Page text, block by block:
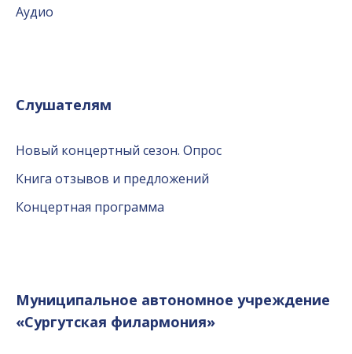
Аудио
Слушателям
Новый концертный сезон. Опрос
Книга отзывов и предложений
Концертная программа
Муниципальное автономное учреждение
«Сургутская филармония»